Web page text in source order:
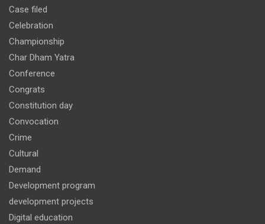
Case filed
Celebration
Championship
Char Dham Yatra
Conference
Congrats
Constitution day
Convocation
Crime
Cultural
Demand
Development program
development projects
Digital education